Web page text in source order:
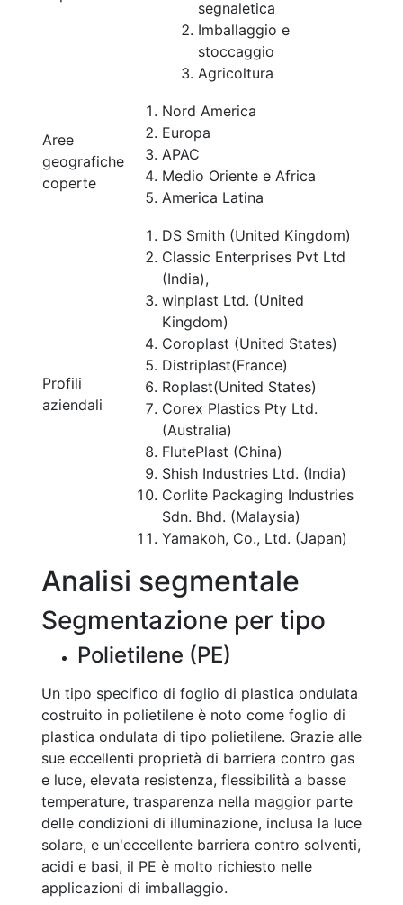
segnaletica
Imballaggio e
stoccaggio
Agricoltura
Aree
geografiche
coperte
Nord America
Europa
APAC
Medio Oriente e Africa
America Latina
Profili
aziendali
DS Smith (United Kingdom)
Classic Enterprises Pvt Ltd
(India),
winplast Ltd. (United
Kingdom)
Coroplast (United States)
Distriplast(France)
Roplast(United States)
Corex Plastics Pty Ltd.
(Australia)
FlutePlast (China)
Shish Industries Ltd. (India)
Corlite Packaging Industries
Sdn. Bhd. (Malaysia)
Yamakoh, Co., Ltd. (Japan)
Analisi segmentale
Segmentazione per tipo
Polietilene (PE)
Un tipo specifico di foglio di plastica ondulata
costruito in polietilene è noto come foglio di
plastica ondulata di tipo polietilene. Grazie alle
sue eccellenti proprietà di barriera contro gas
e luce, elevata resistenza, flessibilità a basse
temperature, trasparenza nella maggior parte
delle condizioni di illuminazione, inclusa la luce
solare, e un'eccellente barriera contro solventi,
acidi e basi, il PE è molto richiesto nelle
applicazioni di imballaggio.